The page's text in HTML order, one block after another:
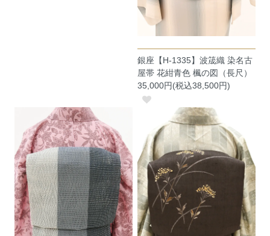
銀座【H-1335】波筬織 染名古
屋帯 花紺青色 楓の図（長尺）
35,000円(税込38,500円)